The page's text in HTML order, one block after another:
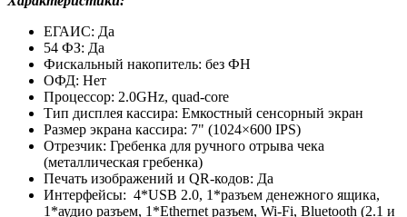
ЕГАИС: Да
54 ФЗ: Да
Фискальный накопитель: без ФН
ОФД: Нет
Процессор: 2.0GHz, quad-core
Тип дисплея кассира: Емкостный сенсорный экран
Размер экрана кассира: 7" (1024×600 IPS)
Отрезчик: Гребенка для ручного отрыва чека
(металлическая гребенка)
Печать изображений и QR-кодов: Да
Интерфейсы: 4*USB 2.0, 1*разъем денежного ящика,
1*аудио разъем, 1*Ethernet разъем, Wi-Fi, Bluetooth (2.1 и